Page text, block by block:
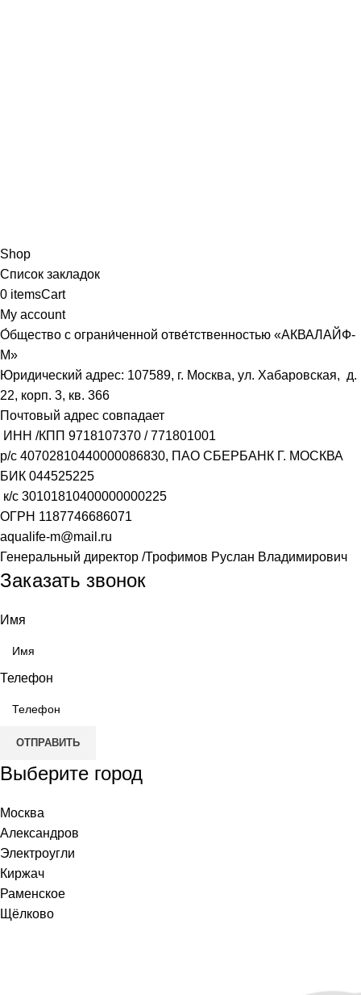
Shop
Список закладок
0 itemsCart
My account
О́бщество с ограни́ченной отве́тственностью «АКВАЛАЙФ-
М»
Юридический адрес: 107589, г. Москва, ул. Хабаровская, д.
22, корп. 3, кв. 366
Почтовый адрес совпадает
ИНН /КПП 9718107370 /771801001
р/с 40702810440000086830, ПАО СБЕРБАНК Г. МОСКВА
БИК 044525225
к/с 30101810400000000225
ОГРН 1187746686071
aqualife-m@mail.ru
Генеральный директор /Трофимов Руслан Владимирович
Заказать звонок
Имя
Телефон
ОТПРАВИТЬ
Выберите город
Москва
Александров
Электроугли
Киржач
Раменское
Щёлково